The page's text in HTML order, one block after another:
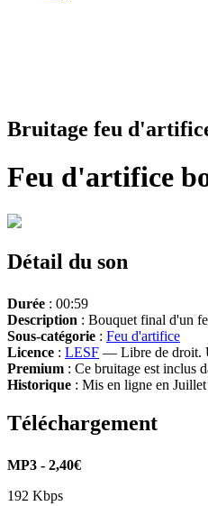
Bruitage feu
Feu d'artifice
Détail du son
Durée : 00:59
Description : Bouquet final d'un
Sous-catégorie : Feu d'artifice
Licence : LESF — Libre de droit.
Premium : Ce bruitage est inclus
Historique : Mis en ligne en
Téléchargement
MP3 - 2,40€
192 Kbps